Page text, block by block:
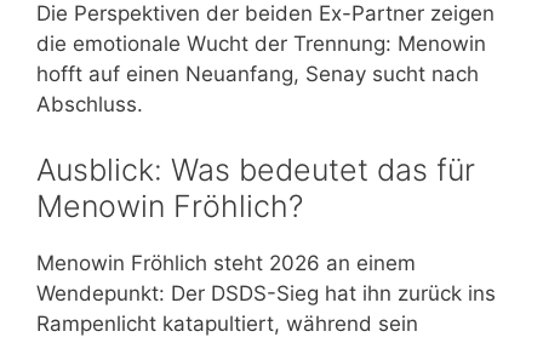
Die Perspektiven der beiden Ex-Partner zeigen
die emotionale Wucht der Trennung: Menowin
hofft auf einen Neuanfang, Senay sucht nach
Abschluss.
Ausblick: Was bedeutet das für
Menowin Fröhlich?
Menowin Fröhlich steht 2026 an einem
Wendepunkt: Der DSDS-Sieg hat ihn zurück ins
Rampenlicht katapultiert, während sein